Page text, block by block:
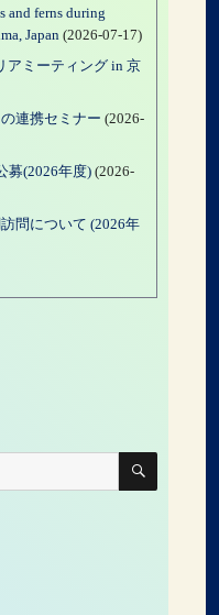
ferns during
Japan (2026-07-17)
アミーティング in 京
連携セミナー (2026-
募(2026年度)(2026-
問について (2026年
検